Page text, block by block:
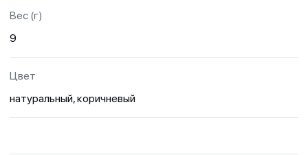
Вес (г)
9
Цвет
натуральный, коричневый